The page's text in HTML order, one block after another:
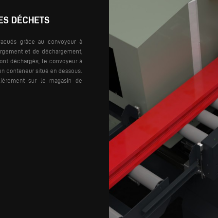
DÉCHETS
grâce au convoyeur à
et de déchargement,
déchargés, le convoyeur à
conteneur situé en dessous.
sur le magasin de